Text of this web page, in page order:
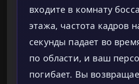
входите в комнату
этажа, частота кадров
секунды падает во
по области, и ваш
погибает. Вы